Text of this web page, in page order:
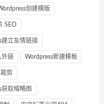
创建模版
SEO
建立友情链接
外链 Wordpress新建模板
剪
获取缩略图